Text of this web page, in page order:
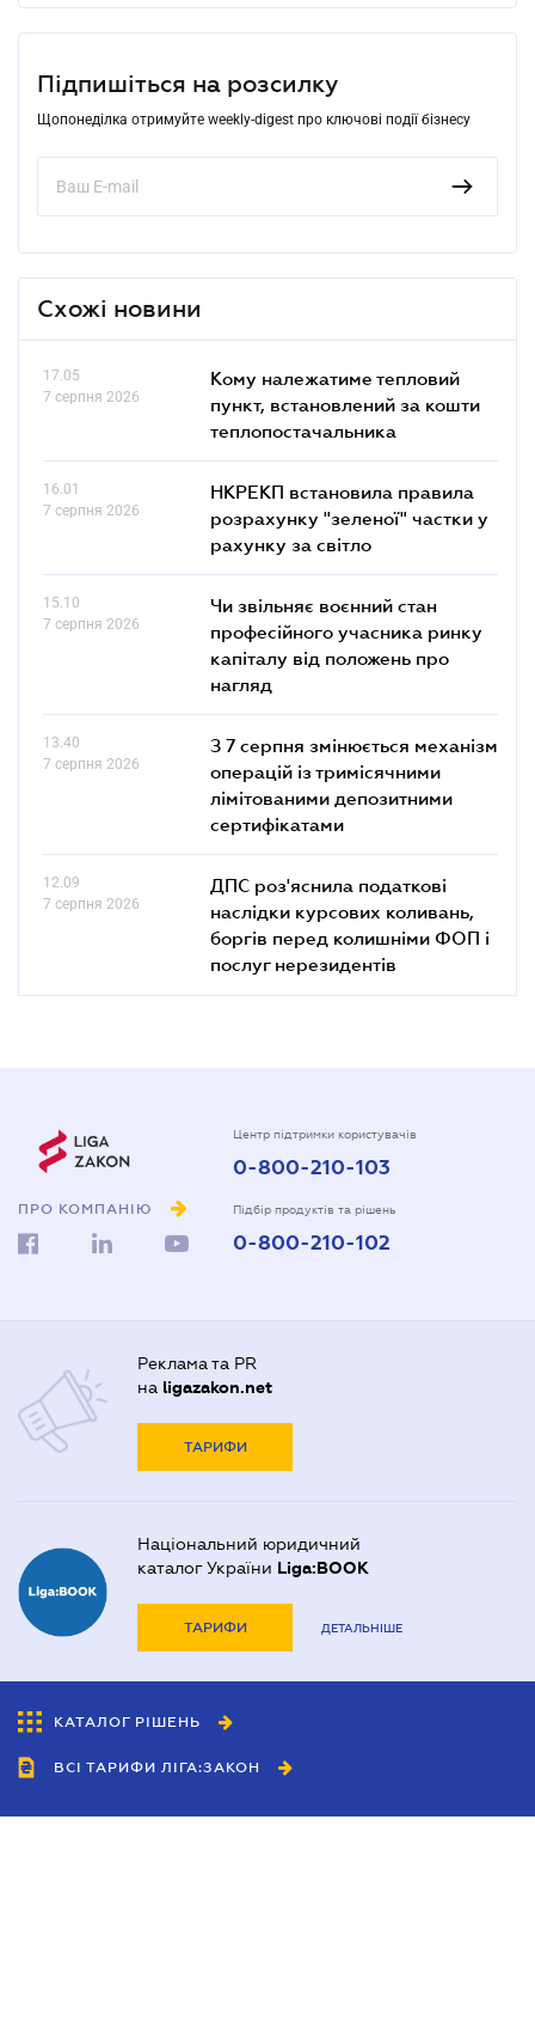
Підпишіться на розсилку
Щопонеділка отримуйте weekly-digest про ключові події бізнесу
Схожі новини
17.05
7 серпня 2026
Кому належатиме тепловий
пункт, встановлений за кошти
теплопостачальника
16.01
7 серпня 2026
НКРЕКП встановила правила
розрахунку "зеленої" частки у
рахунку за світло
15.10
7 серпня 2026
Чи звільняє воєнний стан
професійного учасника ринку
капіталу від положень про
нагляд
13.40
7 серпня 2026
З 7 серпня змінюється механізм
операцій із тримісячними
лімітованими депозитними
сертифікатами
12.09
7 серпня 2026
ДПС роз'яснила податкові
наслідки курсових коливань,
боргів перед колишніми ФОП і
послуг нерезидентів
ПРО КОМПАНІЮ
Центр підтримки користувачів
0-800-210-103
Підбір продуктів та рішень
0-800-210-102
Реклама та PR
на ligazakon.net
ТАРИФИ
Національний юридичний
каталог України Liga:BOOK
ТАРИФИ ДЕТАЛЬНІШЕ
КАТАЛОГ РІШЕНЬ
ВСІ ТАРИФИ ЛІГА:ЗАКОН